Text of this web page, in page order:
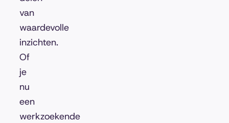
van
waardevolle
inzichten.
Of
je
nu
een
werkzoekende